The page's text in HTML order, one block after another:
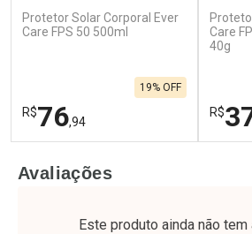
Protetor Solar Corporal Ever
Care FPS 50 500ml
R$76,94
19% OFF
Laboratório
Por Menos
Care
40g
R$
Por
Avaliações
Este produto ainda não